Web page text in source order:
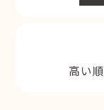
高い順